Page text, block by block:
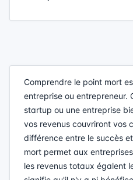
Comprendre le point mort
entreprise ou entrepreneur.
startup ou une entreprise
vos revenus couvriront vos
différence entre le succès
mort permet aux
les revenus totaux égalent